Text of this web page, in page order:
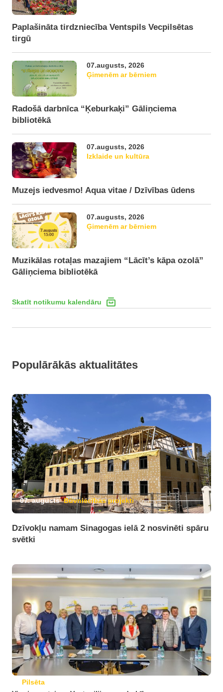
Paplašināta tirdzniecība Ventspils Vecpilsētas
tirgū
07.augusts, 2026
Ģimenēm ar bērniem
Radošā darbnīca “Ķeburkaķi” Gāliņciema
bibliotēkā
07.augusts, 2026
Izklaide un kultūra
Muzejs iedvesmo! Aqua vitae / Dzīvības ūdens
07.augusts, 2026
Ģimenēm ar bērniem
Muzikālas rotaļas mazajiem “Lācīt’s kāpa ozolā”
Gāliņciema bibliotēkā
Skatīt notikumu kalendāru
Populārākās aktualitātes
07. augusts Būvniecības projekti
Dzīvokļu namam Sinagogas ielā 2 nosvinēti spāru
svētki
Pilsēta